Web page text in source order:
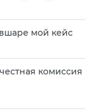
мой кейс
комиссия